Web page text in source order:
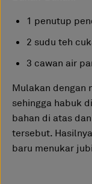
1 penutup
2 sudu teh
3 cawan air
Mulakan dengan
sehingga habuk
bahan di atas
tersebut.
baru menukar